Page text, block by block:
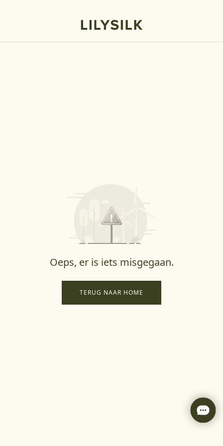
Oeps, er is iets misgegaan.
TERUG NAAR HOME